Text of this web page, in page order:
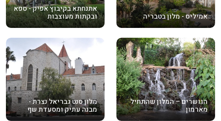
אמיליס - מלון בטבריה
אתנחתא בקיבוץ אפיק - ספא
ובקתות מעוצבות
הגושרים – המלון שהתחיל
מארמון
מלון סנט גבריאל נצרת -
מבנה עתיק ומסעדת שף